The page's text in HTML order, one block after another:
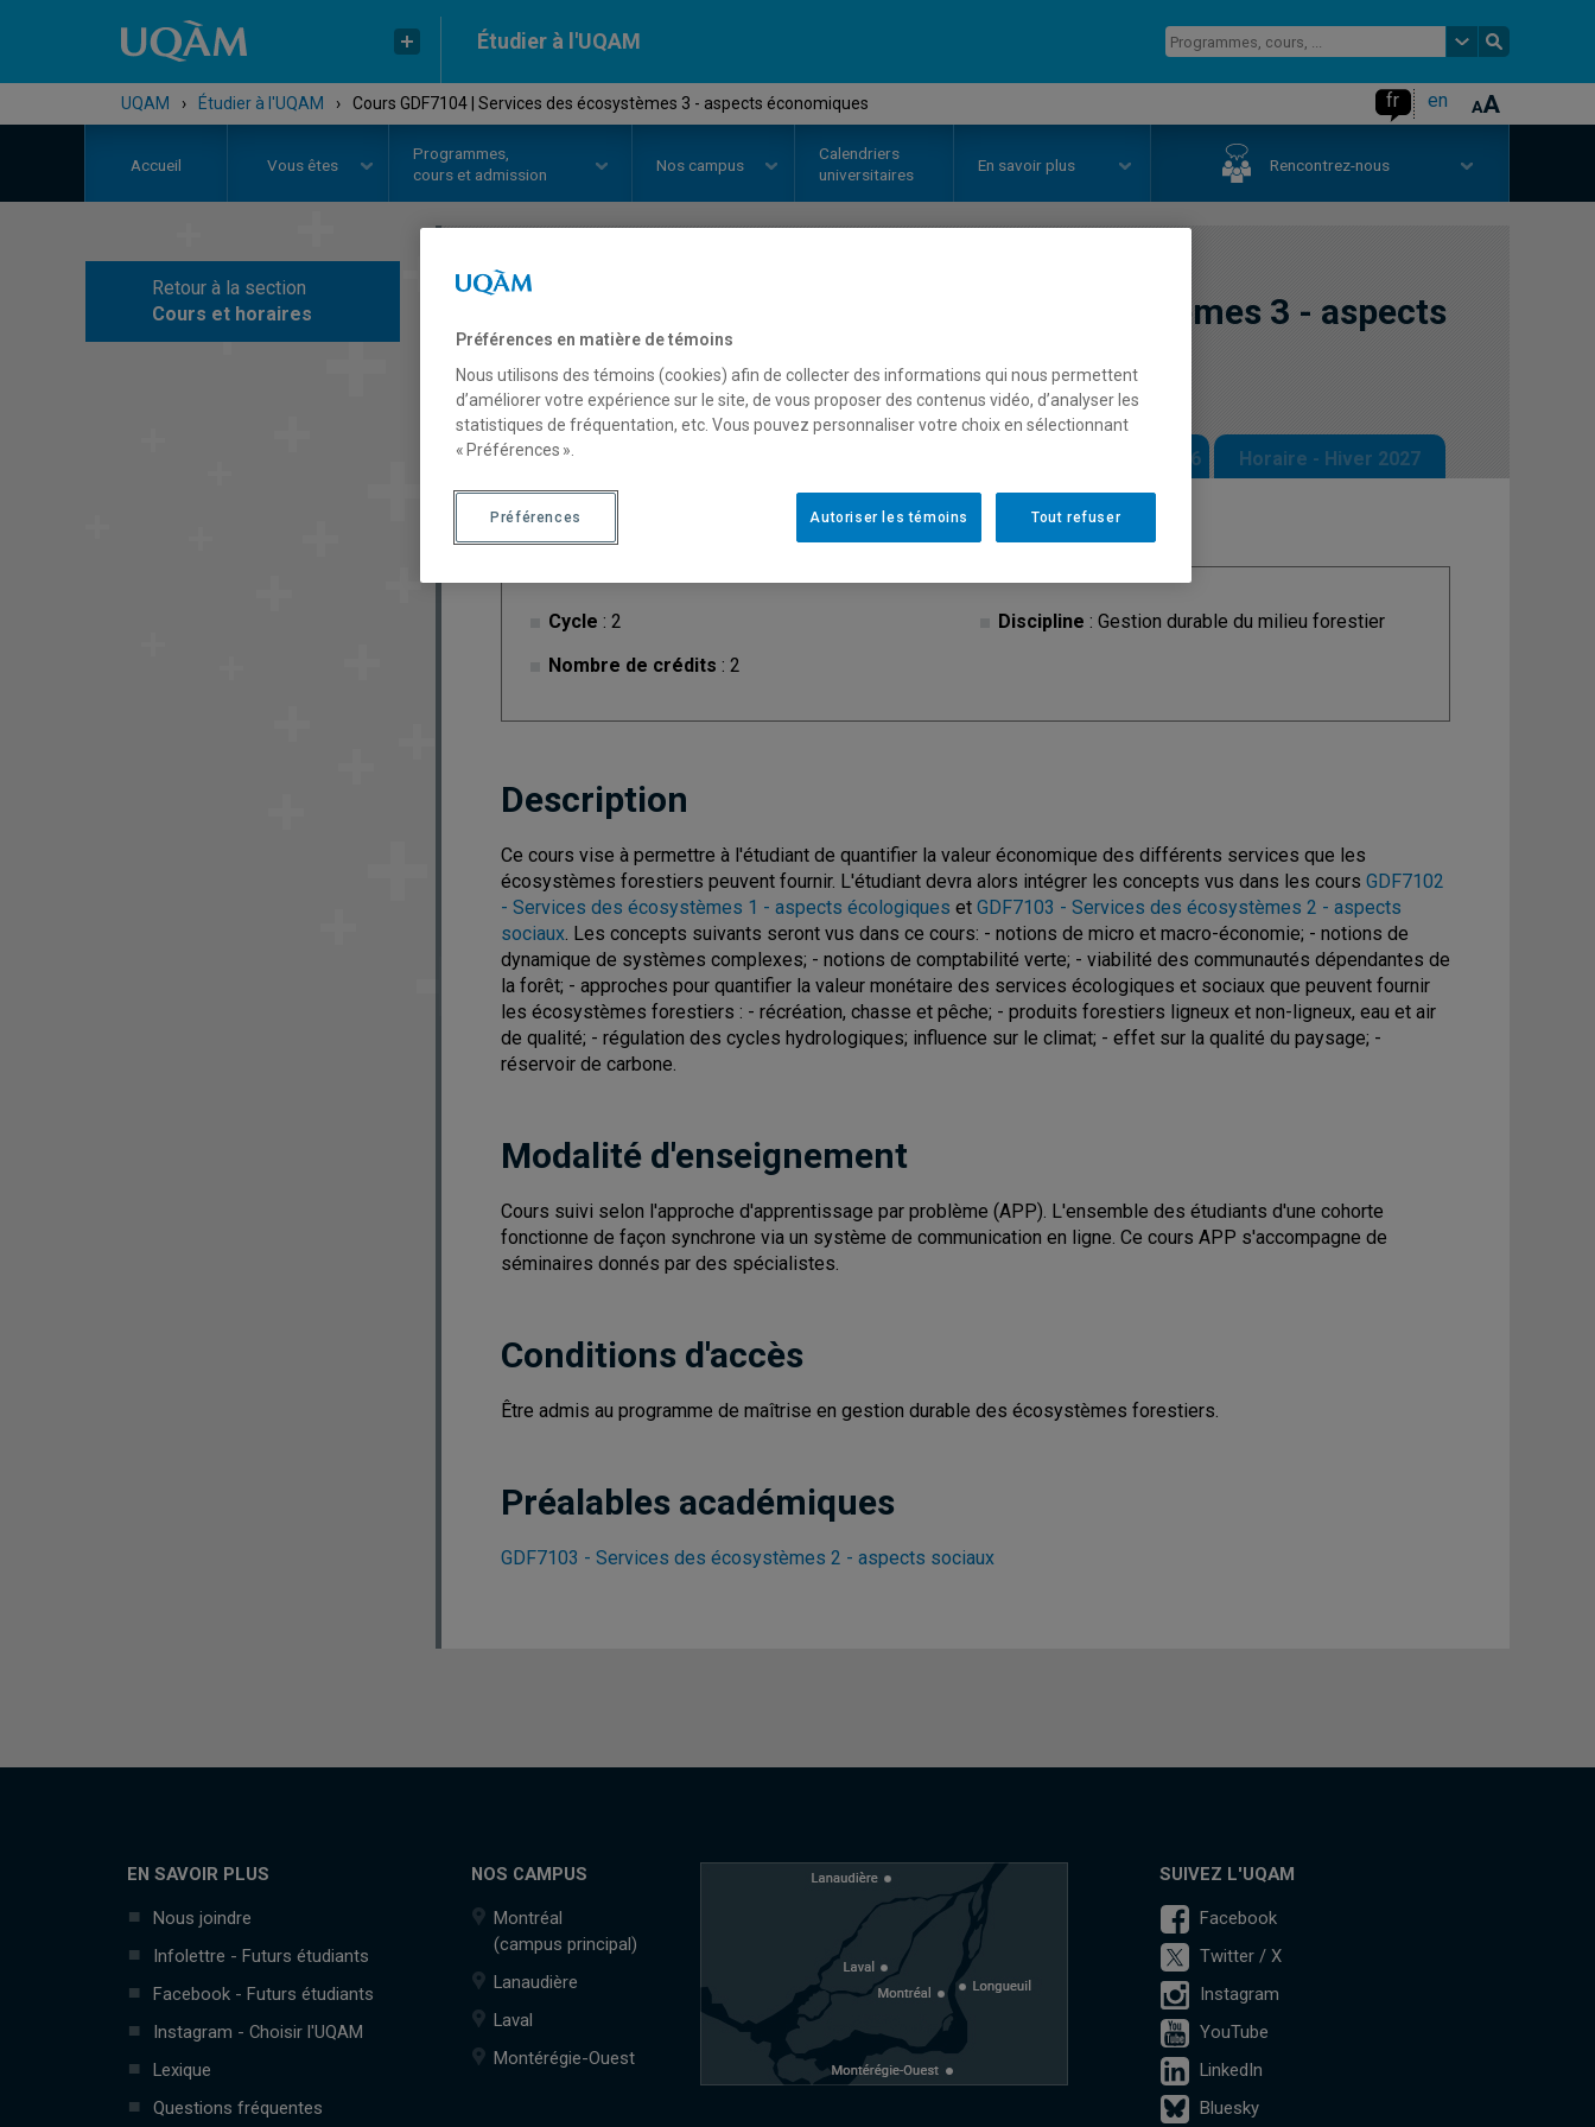
Étudier à l'UQAM
UQAM › Étudier à l'UQAM › Cours GDF7104 | Services des écosystèmes 3 - aspects économiques fr en
Accueil Vous êtes
Programmes,
cours et admission
Nos campus
Calendriers
universitaires
En savoir plus Rencontrez-nous
Retour à la section
Cours et horaires
Services des écosystèmes 3 - aspects
économiques
Description Horaire - Automne 2026 Horaire - Hiver 2027
Cycle : 2
Nombre de crédits : 2
Discipline : Gestion durable du milieu forestier
Description
Ce cours vise à permettre à l'étudiant de quantifier la valeur économique des différents services que les
écosystèmes forestiers peuvent fournir. L'étudiant devra alors intégrer les concepts vus dans les cours GDF7102
- Services des écosystèmes 1 - aspects écologiques et GDF7103 - Services des écosystèmes 2 - aspects
sociaux. Les concepts suivants seront vus dans ce cours: - notions de micro et macro-économie; - notions de
dynamique de systèmes complexes; - notions de comptabilité verte; - viabilité des communautés dépendantes de
la forêt; - approches pour quantifier la valeur monétaire des services écologiques et sociaux que peuvent fournir
les écosystèmes forestiers : - récréation, chasse et pêche; - produits forestiers ligneux et non-ligneux, eau et air
de qualité; - régulation des cycles hydrologiques; influence sur le climat; - effet sur la qualité du paysage; -
réservoir de carbone.
Modalité d'enseignement
Cours suivi selon l'approche d'apprentissage par problème (APP). L'ensemble des étudiants d'une cohorte
fonctionne de façon synchrone via un système de communication en ligne. Ce cours APP s'accompagne de
séminaires donnés par des spécialistes.
Conditions d'accès
Être admis au programme de maîtrise en gestion durable des écosystèmes forestiers.
Préalables académiques
GDF7103 - Services des écosystèmes 2 - aspects sociaux
EN SAVOIR PLUS
Nous joindre
Infolettre - Futurs étudiants
Facebook - Futurs étudiants
Instagram - Choisir l'UQAM
Lexique
Questions fréquentes
NOS CAMPUS
Montréal
(campus principal)
Lanaudière
Laval
Montérégie-Ouest
SUIVEZ L'UQAM
Facebook
Twitter / X
Instagram
YouTube
LinkedIn
Bluesky
Préférences en matière de témoins
Nous utilisons des témoins (cookies) afin de collecter des informations qui nous permettent
d’améliorer votre expérience sur le site, de vous proposer des contenus vidéo, d’analyser les
statistiques de fréquentation, etc. Vous pouvez personnaliser votre choix en sélectionnant
« Préférences ».
Tout refuser
Autoriser les témoins
Préférences